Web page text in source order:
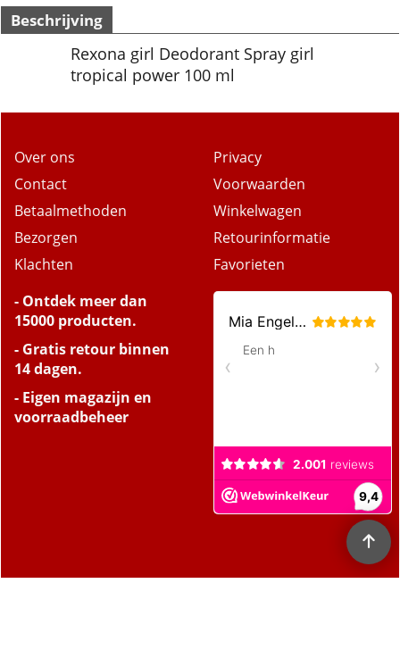
Beschrijving
Rexona girl Deodorant Spray girl
tropical power 100 ml
Over ons
Contact
Betaalmethoden
Bezorgen
Klachten
Privacy
Voorwaarden
Winkelwagen
Retourinformatie
Favorieten
- Ontdek meer dan
15000 producten.
- Gratis retour binnen
14 dagen.
- Eigen magazijn en
voorraadbeheer